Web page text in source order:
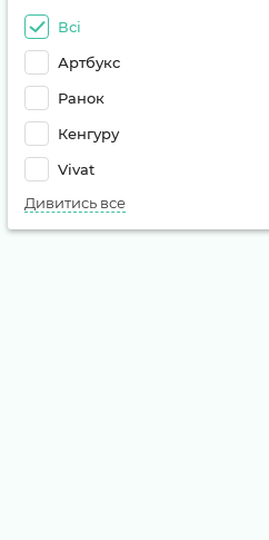
Всі
Артбукс
Ранок
Кенгуру
Vivat
Дивитись все